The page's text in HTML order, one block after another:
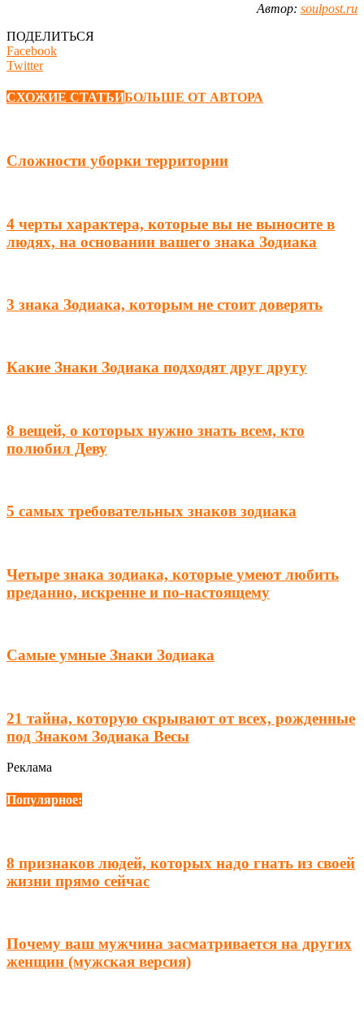
Автор: soulpost.ru
ПОДЕЛИТЬСЯ
Facebook
Twitter
СХОЖИЕ СТАТЬИБОЛЬШЕ ОТ АВТОРА
Сложности уборки территории
4 черты характера, которые вы не выносите в
людях, на основании вашего знака Зодиака
3 знака Зодиака, которым не стоит доверять
Какие Знаки Зодиака подходят друг другу
8 вещей, о которых нужно знать всем, кто
полюбил Деву
5 самых требовательных знаков зодиака
Четыре знака зодиака, которые умеют любить
преданно, искренне и по-настоящему
Самые умные Знаки Зодиака
21 тайна, которую скрывают от всех, рожденные
под Знаком Зодиака Весы
Реклама
Популярное:
8 признаков людей, которых надо гнать из своей
жизни прямо сейчас
Почему ваш мужчина засматривается на других
женщин (мужская версия)